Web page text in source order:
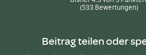
(533 Bewertungen)
Beitrag teilen oder